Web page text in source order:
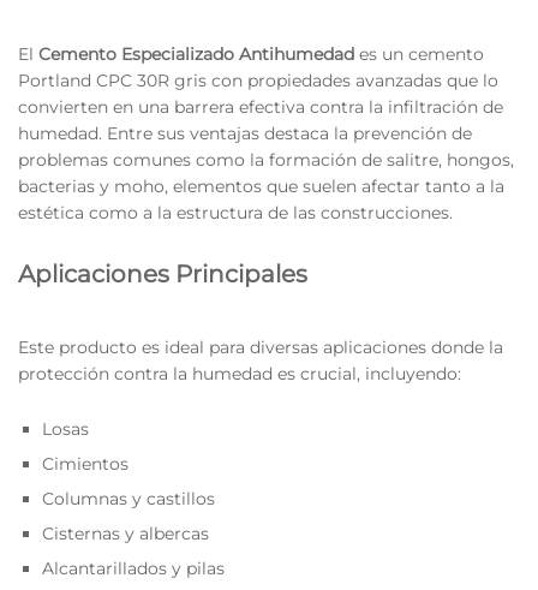
El Cemento Especializado Antihumedad es un cemento
Portland CPC 30R gris con propiedades avanzadas que lo
convierten en una barrera efectiva contra la infiltración de
humedad. Entre sus ventajas destaca la prevención de
problemas comunes como la formación de salitre, hongos,
bacterias y moho, elementos que suelen afectar tanto a la
estética como a la estructura de las construcciones.
Aplicaciones Principales
Este producto es ideal para diversas aplicaciones donde la
protección contra la humedad es crucial, incluyendo:
Losas
Cimientos
Columnas y castillos
Cisternas y albercas
Alcantarillados y pilas